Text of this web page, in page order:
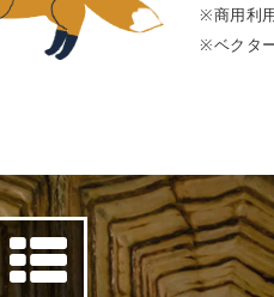
※商用利
※ベクタ